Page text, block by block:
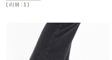
( 리뷰 : 1 )